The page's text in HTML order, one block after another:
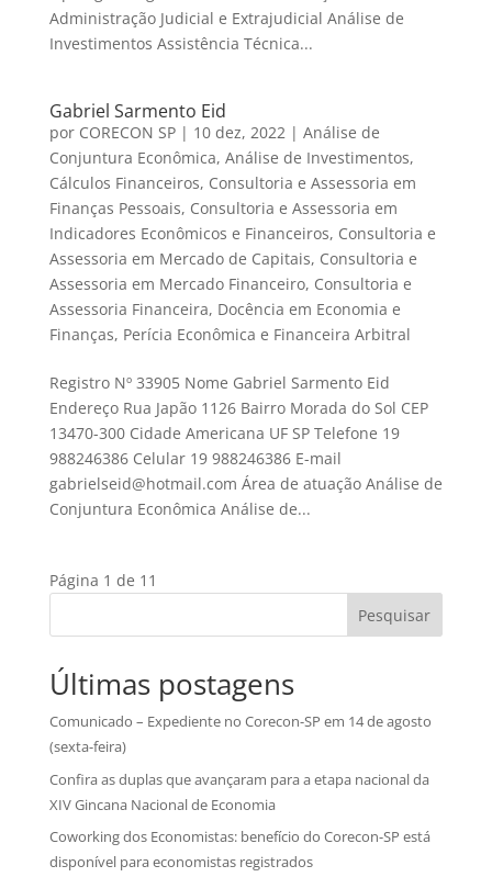
Administração Judicial e Extrajudicial Análise de
Investimentos Assistência Técnica...
Gabriel Sarmento Eid
por CORECON SP| 10 dez, 2022| Análise de
Conjuntura Econômica, Análise de Investimentos,
Cálculos Financeiros, Consultoria e Assessoria em
Finanças Pessoais, Consultoria e Assessoria em
Indicadores Econômicos e Financeiros, Consultoria e
Assessoria em Mercado de Capitais, Consultoria e
Assessoria em Mercado Financeiro, Consultoria e
Assessoria Financeira, Docência em Economia e
Finanças, Perícia Econômica e Financeira Arbitral
Registro Nº 33905 Nome Gabriel Sarmento Eid
Endereço Rua Japão 1126 Bairro Morada do Sol CEP
13470-300 Cidade Americana UF SP Telefone 19
988246386 Celular 19 988246386 E-mail
gabrielseid@hotmail.com Área de atuação Análise de
Conjuntura Econômica Análise de...
Página 1 de 1 1
Pesquisar
Últimas postagens
Comunicado – Expediente no Corecon-SP em 14 de agosto
(sexta-feira)
Confira as duplas que avançaram para a etapa nacional da
XIV Gincana Nacional de Economia
Coworking dos Economistas: benefício do Corecon-SP está
disponível para economistas registrados